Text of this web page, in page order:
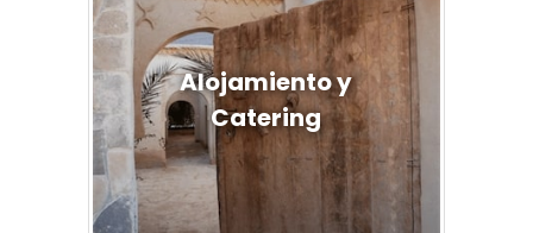
Alojamiento y
Catering